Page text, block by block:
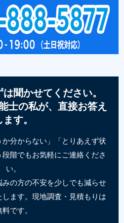
聞かせてください。
士の私が、直接お答え
ます。
か分からない」「とりあえず状
階でもお気軽にご連絡くださ
い。
の方の不安を少しでも減らせ
ます。現地調査・見積もりは
料です。